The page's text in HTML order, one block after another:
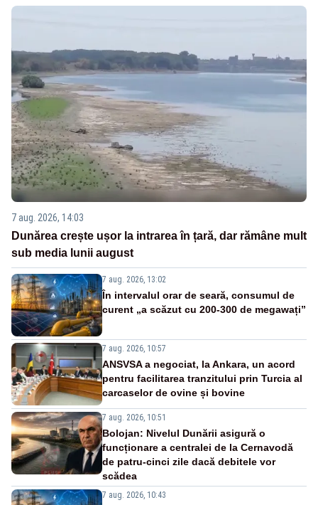
7 aug. 2026, 14:03
Dunărea crește ușor la intrarea în țară, dar rămâne mult
sub media lunii august
7 aug. 2026, 13:02
În intervalul orar de seară, consumul de
curent „a scăzut cu 200-300 de megawați”
7 aug. 2026, 10:57
ANSVSA a negociat, la Ankara, un acord
pentru facilitarea tranzitului prin Turcia al
carcaselor de ovine și bovine
7 aug. 2026, 10:51
Bolojan: Nivelul Dunării asigură o
funcționare a centralei de la Cernavodă
de patru-cinci zile dacă debitele vor
scădea
7 aug. 2026, 10:43